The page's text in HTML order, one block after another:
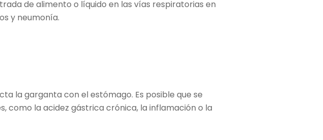
de alimento o líquido en las vías respiratorias en
y neumonía.
la garganta con el estómago. Es posible que se
como la acidez gástrica crónica, la inflamación o la